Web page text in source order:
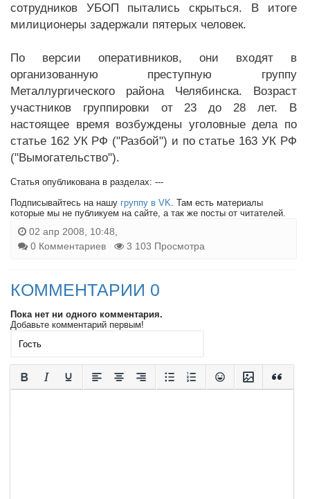
сотрудников УБОП пытались скрыться. В итоге
милиционеры задержали пятерых человек.
По версии оперативников, они входят в
организованную преступную группу
Металлургического района Челябинска. Возраст
участников группировки от 23 до 28 лет. В
настоящее время возбуждены уголовные дела по
статье 162 УК РФ ("Разбой") и по статье 163 УК РФ
("Вымогательство").
Статья опубликована в разделах: ---
Подписывайтесь на нашу группу в VK. Там есть материалы
которые мы не публикуем на сайте, а так же посты от читателей.
02 апр 2008, 10:48,
0 Комментариев
3 103 Просмотра
КОММЕНТАРИИ 0
Пока нет ни одного комментария.
Добавьте комментарий первым!